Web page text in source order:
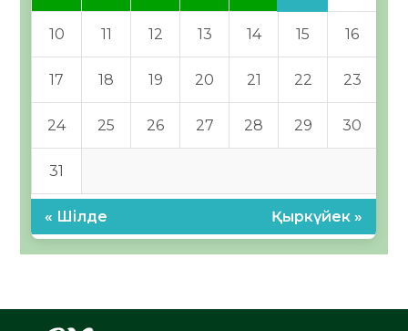
10 11 12 13 14 15 16
17 18 19 20 21 22 23
24 25 26 27 28 29 30
31
« Шілде Қыркүйек »